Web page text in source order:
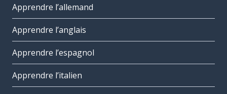
Apprendre l’allemand
Apprendre l’anglais
Apprendre l’espagnol
Apprendre l’italien